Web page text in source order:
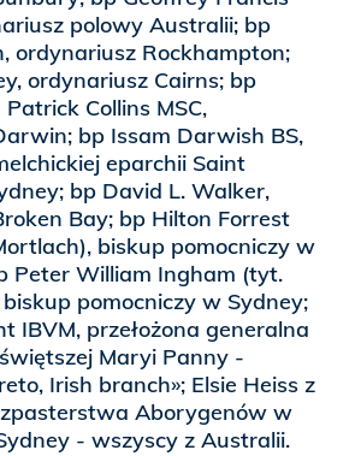
polowy Australii; bp
ordynariusz Rockhampton;
ordynariusz Cairns; bp
Collins MSC,
bp Issam Darwish BS,
eparchii Saint
bp David L. Walker,
Bay; bp Hilton Forrest
biskup pomocniczy w
Peter William Ingham (tyt.
pomocniczy w Sydney;
IBVM, przełożona generalna
Maryi Panny -
Irish branch»; Elsie Heiss z
Aborygenów w
- wszyscy z Australii.